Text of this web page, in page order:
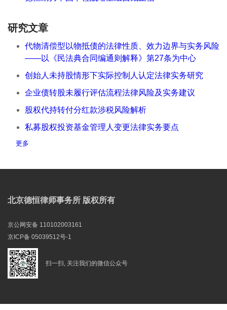
研究文章
代物清偿型以物抵债的法律性质、效力边界与实务风险
——以《民法典合同编通则解释》第27条为中心
创始人未持股情形下实际控制人认定法律实务研究
企业债转股未履行评估流程法律风险及实务建议
股权代持转付分红款涉税风险解析
私募股权投资基金管理人变更法律实务要点
更多
北京德恒律师事务所 版权所有
京公网安备 110102003161
京ICP备 05039512号-1
扫一扫, 关注我们的微信公众号